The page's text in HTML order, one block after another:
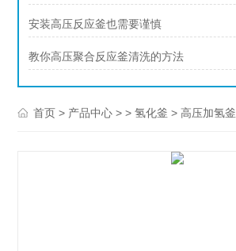
安装高压反应釜也需要谨慎
教你高压聚合反应釜清洗的方法
首页 > 产品中心 > >氢化釜 > 高压加氢釜